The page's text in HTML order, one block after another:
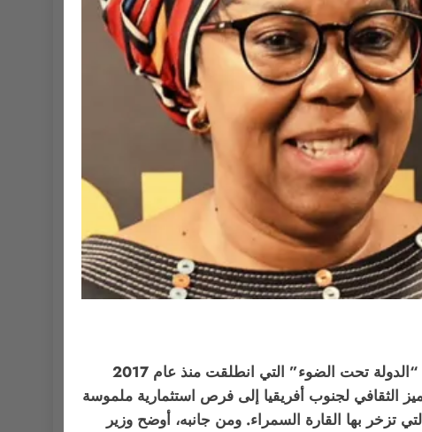
وفي سياق الأبعاد الاقتصادية والمهنية لهذا التتويج، أشارت تانيا مايسنر، مديرة قطاع “برليناله برو”، إلى أن مبادرة “الدولة تحت الضوء” التي انطلقت منذ عام 2017
وكندا والنرويج وإسبانيا والمغرب، تسعى في نسخة عام 2027 إلى تحويل التميز الثقافي لجنوب أفريقيا إلى فرص استثمارية ملموسة
تزخر بها القارة السمراء. ومن جانبه، أوضح وزير